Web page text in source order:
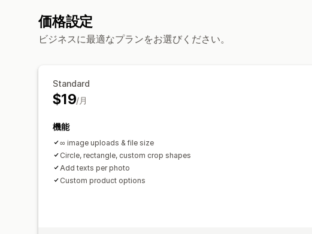
価格設定
ビジネスに最適なプランをお選びください。
Standard
$19/月
機能
∞ image uploads & file size
Circle, rectangle, custom crop shapes
Add texts per photo
Custom product options